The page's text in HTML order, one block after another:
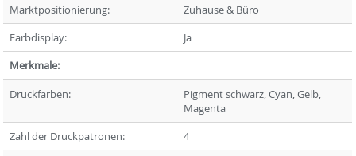
Marktpositionierung:
Zuhause & Büro
Farbdisplay:
Ja
Merkmale:
Druckfarben:
Pigment schwarz, Cyan, Gelb,
Magenta
Zahl der Druckpatronen:
4